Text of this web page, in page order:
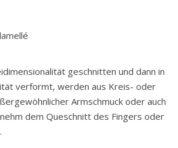
geschnitten und dann in
verformt, werden aus Kreis- oder
Armschmuck oder auch
dem Queschnitt des Fingers oder